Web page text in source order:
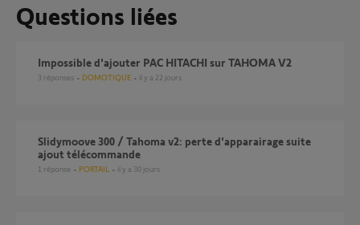
Questions liées
Impossible d'ajouter PAC HITACHI sur TAHOMA V2
3 réponses DOMOTIQUE il y a 22 jours
Slidymoove 300 / Tahoma v2: perte d'apparairage suite
ajout télécommande
1 réponse PORTAIL il y a 30 jours